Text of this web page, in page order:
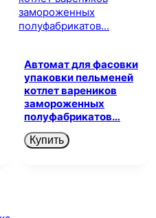
Автомат для фасовки
упаковки пельменей
котлет вареников
замороженных
полуфабрикатов…
Купить